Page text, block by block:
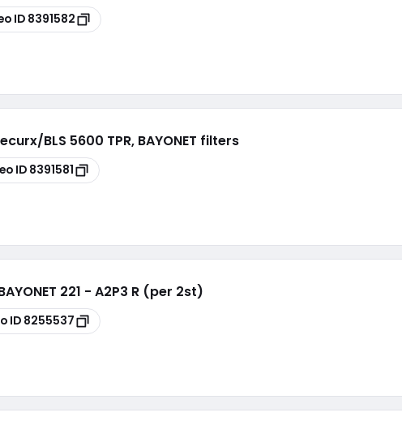
ID 8391582
BLS 5600 TPR, BAYONET filters
ID 8391581
221 - A2P3 R (per 2st)
ID 8255537